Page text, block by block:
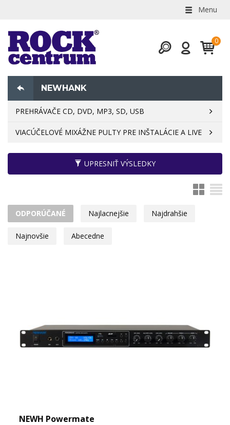
Menu
NEWHANK
PREHRÁVAČE CD, DVD, MP3, SD, USB
VIACÚČELOVÉ MIXÁŽNE PULTY PRE INŠTALÁCIE A LIVE
UPRESNIŤ VÝSLEDKY
ODPORÚČANÉ Najlacnejšie Najdrahšie
Najnovšie Abecedne
NEWH Powermate